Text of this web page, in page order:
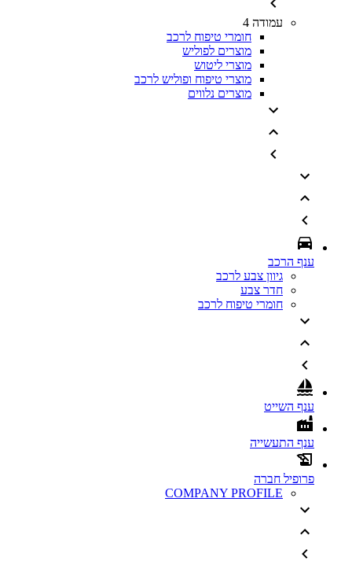
עמודה 4
חומרי טיפוח לרכב
מוצרים לפוליש
מוצרי ליטוש
מוצרי טיפוח ופוליש לרכב
מוצרים נלווים
ענף הרכב
גיוון צבע לרכב
חדר צבע
חומרי טיפוח לרכב
ענף השייט
ענף התעשייה
פרופיל חברה
COMPANY PROFILE